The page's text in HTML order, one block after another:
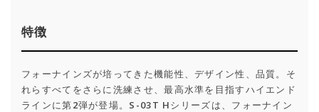
特徴
フォーナインズが培ってきた機能性、デザイン性、品質。そ
れらすべてをさらに洗練させ、最高水準を目指すハイエンド
ラインに第2弾が登場。S-03T Hシリーズは、フォーナイン